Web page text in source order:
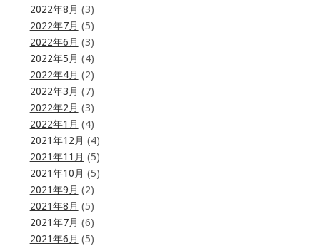
2022年8月 (3)
2022年7月 (5)
2022年6月 (3)
2022年5月 (4)
2022年4月 (2)
2022年3月 (7)
2022年2月 (3)
2022年1月 (4)
2021年12月 (4)
2021年11月 (5)
2021年10月 (5)
2021年9月 (2)
2021年8月 (5)
2021年7月 (6)
2021年6月 (5)